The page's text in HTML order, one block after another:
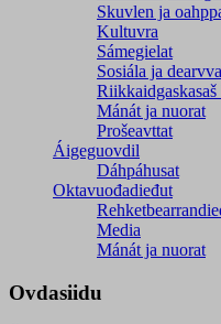
Skuvlen ja
Kultuvra
Sámegielat
Sosiála ja
Riikkaidgaskasaš
Mánát ja nuorat
Prošeavttat
Áigeguovdil
Dáhpáhusat
Oktavuođadieđut
Media
Mánát ja nuorat
Ovdasiidu